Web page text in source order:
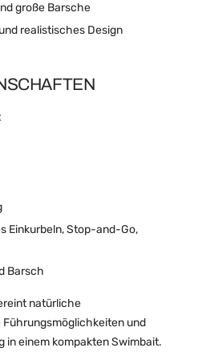
große Barsche
realistisches Design
Einkurbeln, Stop-and-Go,
Barsch
natürliche
und
einem kompakten Swimbait.